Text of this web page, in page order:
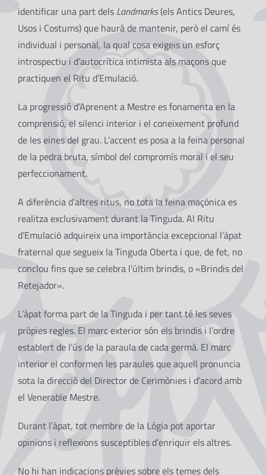
identificar una part dels Landmarks(els Antics Deures,
Usos i Costums) que haurà de mantenir, però el camí és
individual i personal, la qual cosa exigeis un esforç
introspectiu i d’autocrítica intimista als maçons que
practiquen el Ritu d’Emulació.
La progressió d’Aprenent a Mestre es fonamenta en la
comprensió, el silenci interior i el coneixement profund
de les eines del grau. L’accent es posa a la feina personal
de la pedra bruta, símbol del compromís moral i el seu
perfeccionament.
A diferència d’altres ritus, no tota la feina maçònica es
realitza exclusivament durant la Tinguda. Al Ritu
d’Emulació adquireix una importància excepcional l’àpat
fraternal que segueix la Tinguda Oberta i que, de fet, no
conclou fins que se celebra l’últim brindis, o «Brindis del
Retejador».
L’àpat forma part de la Tinguda i per tant té les seves
pròpies regles. El marc exterior són els brindis i l’ordre
establert de l’ús de la paraula de cada germà. El marc
interior el conformen les paraules que aquell pronuncia
sota la direcció del Director de Cerimònies i d’acord amb
el Venerable Mestre.
Durant l’àpat, tot membre de la Lògia pot aportar
opinions i reflexions susceptibles d’enriquir els altres.
No hi han indicacions prèvies sobre els temes dels